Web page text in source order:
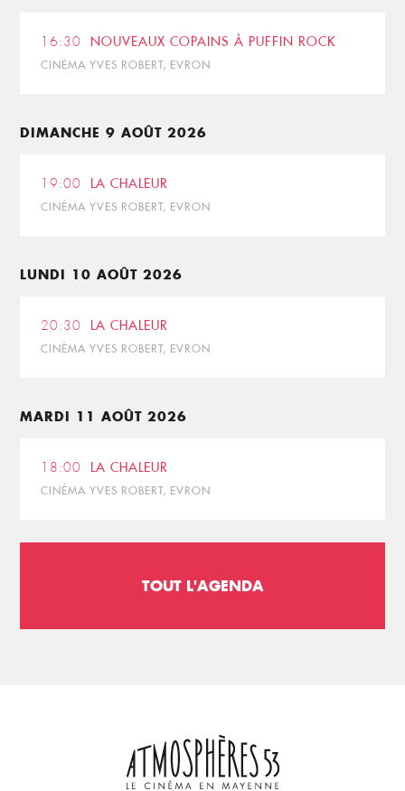
16:30 NOUVEAUX COPAINS À PUFFIN ROCK
CINÉMA YVES ROBERT, EVRON
DIMANCHE 9 AOÛT 2026
19:00 LA CHALEUR
CINÉMA YVES ROBERT, EVRON
LUNDI 10 AOÛT 2026
20:30 LA CHALEUR
CINÉMA YVES ROBERT, EVRON
MARDI 11 AOÛT 2026
18:00 LA CHALEUR
CINÉMA YVES ROBERT, EVRON
TOUT L'AGENDA